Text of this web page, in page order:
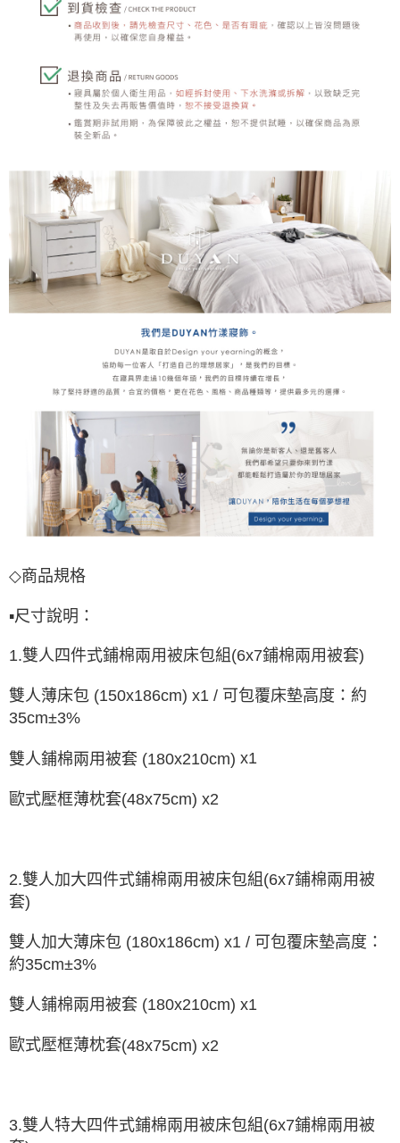
◇商品規格
▪尺寸說明：
1.雙人四件式鋪棉兩用被床包組 (6x7鋪棉兩用被套)
雙人薄床包 (150x186cm) x1 / 可包覆床墊高度：約
35cm±3%
雙人鋪棉兩用被套 (180x210cm) x1
歐式壓框薄枕套(48x75cm) x2
2.雙人加大四件式鋪棉兩用被床包組 (6x7鋪棉兩用被
套)
雙人加大薄床包 (180x186cm) x1 / 可包覆床墊高度：
約35cm±3%
雙人鋪棉兩用被套 (180x210cm) x1
歐式壓框薄枕套(48x75cm) x2
3.雙人特大四件式鋪棉兩用被床包組 (6x7鋪棉兩用被